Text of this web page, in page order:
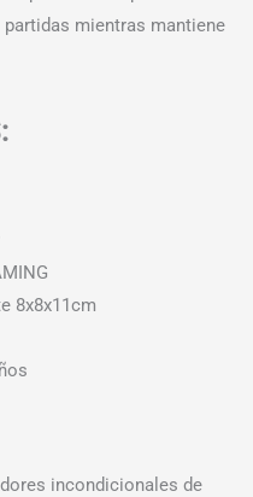
mientras mantiene
8x8x11cm
incondicionales de